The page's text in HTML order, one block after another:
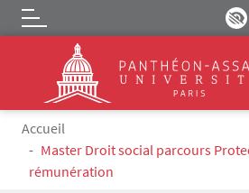
Aller au contenu principal
Logo
Fil d'Ariane
Accueil
Master Droit social parcours
rémunération